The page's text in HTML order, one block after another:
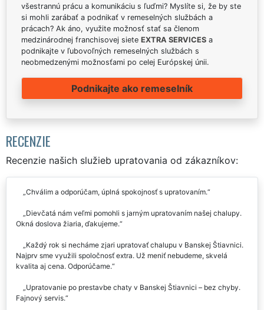
všestrannú prácu a komunikáciu s ľuďmi? Myslíte si, že by ste
si mohli zarábať a podnikať v remeselných službách a
prácach? Ak áno, využite možnosť stať sa členom
medzinárodnej franchisovej siete EXTRA SERVICES a
podnikajte v ľubovoľných remeselných službách s
neobmedzenými možnosťami po celej Európskej únii.
Podnikajte ako remeselník
RECENZIE
Recenzie našich služieb upratovania od zákazníkov:
Chválim a odporúčam, úplná spokojnosť s upratovaním.
Dievčatá nám veľmi pomohli s jarným upratovaním našej chalupy.
Okná doslova žiaria, ďakujeme.
Každý rok si necháme zjari upratovať chalupu v Banskej Štiavnici.
Najprv sme využili spoločnosť extra. Už meniť nebudeme, skvelá
kvalita aj cena. Odporúčame.
Upratovanie po prestavbe chaty v Banskej Štiavnici – bez chyby.
Fajnový servis.